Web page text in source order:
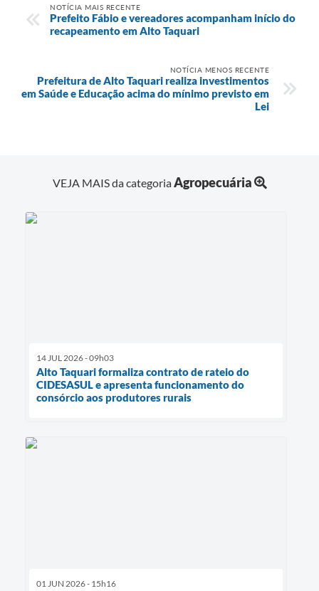
NOTÍCIA MAIS RECENTE
Prefeito Fábio e vereadores acompanham início do
recapeamento em Alto Taquari
NOTÍCIA MENOS RECENTE
Prefeitura de Alto Taquari realiza investimentos
em Saúde e Educação acima do mínimo previsto em
Lei
VEJA MAIS da categoriaAgropecuária
14 JUL 2026 - 09h03
Alto Taquari formaliza contrato de rateio do
CIDESASUL e apresenta funcionamento do
consórcio aos produtores rurais
01 JUN 2026 - 15h16